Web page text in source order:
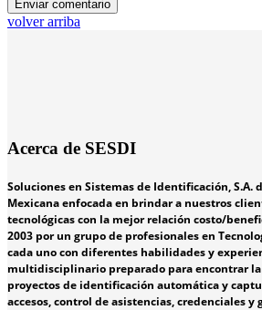
volver arriba
Acerca de SESDI
Soluciones en Sistemas de Identificación, S.A.
Mexicana enfocada en brindar a nuestros
tecnológicas con la mejor relación costo/
2003 por un grupo de profesionales en
cada uno con diferentes habilidades y
multidisciplinario preparado para encontrar
proyectos de identificación automática y
accesos, control de asistencias, credenciales y